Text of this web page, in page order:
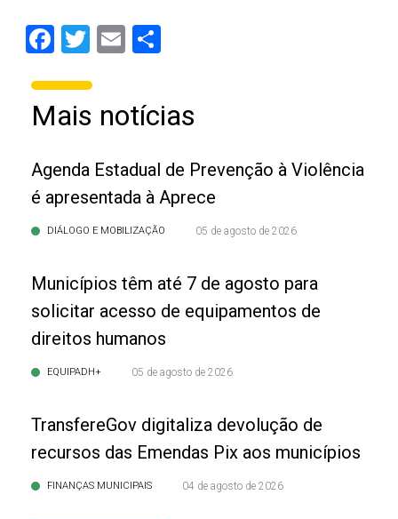
Facebook
Twitter
Email
Mais notícias
Agenda Estadual de Prevenção à Violência
é apresentada à Aprece
DIÁLOGO E MOBILIZAÇÃO 05 de agosto de 2026
Municípios têm até 7 de agosto para
solicitar acesso de equipamentos de
direitos humanos
EQUIPADH+ 05 de agosto de 2026
TransfereGov digitaliza devolução de
recursos das Emendas Pix aos municípios
FINANÇAS MUNICIPAIS 04 de agosto de 2026